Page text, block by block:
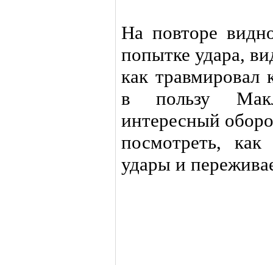
На повторе
попытке удара,
как травмировал
в пользу
интересный
посмотреть,
удары и